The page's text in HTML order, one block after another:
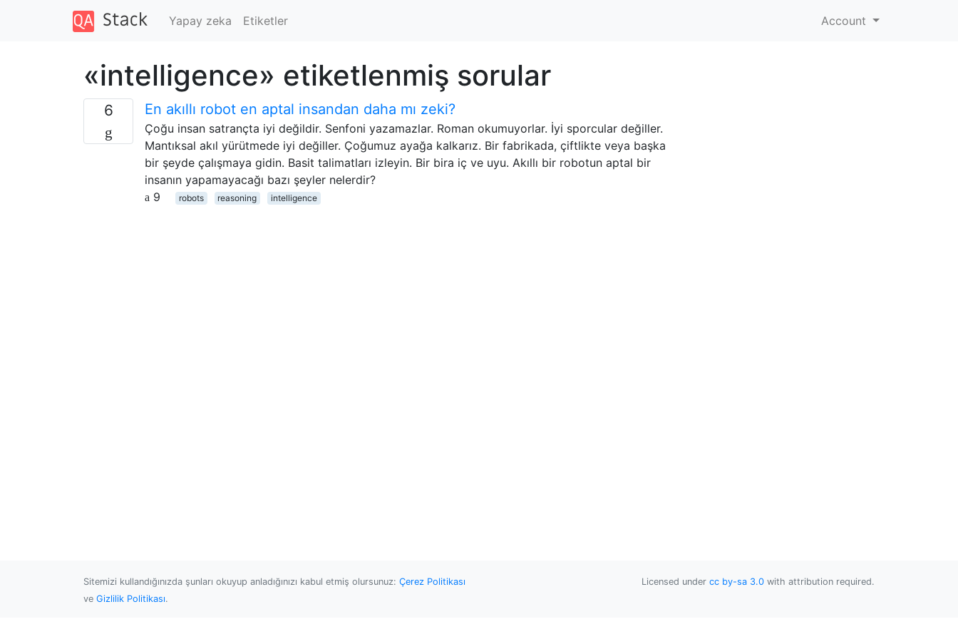
Yapay zeka Etiketler Account
«intelligence» etiketlenmiş sorular
6 En akıllı robot en aptal insandan daha mı zeki?
Çoğu insan satrançta iyi değildir. Senfoni yazamazlar. Roman okumuyorlar. İyi sporcular değiller.
Mantıksal akıl yürütmede iyi değiller. Çoğumuz ayağa kalkarız. Bir fabrikada, çiftlikte veya başka
bir şeyde çalışmaya gidin. Basit talimatları izleyin. Bir bira iç ve uyu. Akıllı bir robotun aptal bir
insanın yapamayacağı bazı şeyler nelerdir?
9
robots reasoning intelligence
Sitemizi kullandığınızda şunları okuyup anladığınızı kabul etmiş olursunuz: Çerez Politikası
ve Gizlilik Politikası.
Licensed under cc by-sa 3.0 with attribution required.